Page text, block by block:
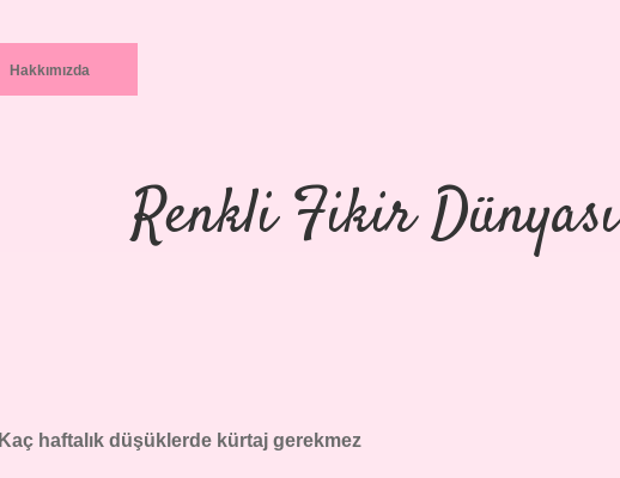
Hakkımızda
Renkli Fikir Dünyası
Kaç haftalık düşüklerde kürtaj gerekmez